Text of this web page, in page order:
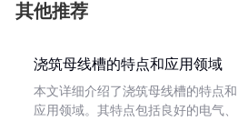
其他推荐
浇筑母线槽的特点和应用领域
本文详细介绍了浇筑母线槽的特点和
应用领域。其特点包括良好的电气、